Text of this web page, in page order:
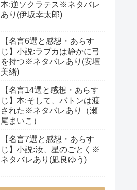
本:逆ソクラテス※ネタバレ
あり(伊坂幸太郎)
【名言6選と感想・あらす
じ】小説:ラブカは静かに弓
を持つ※ネタバレあり(安壇
美緒)
【名言14選と感想・あらす
じ】本:そして、バトンは渡
された※ネタバレあり（瀬
尾まいこ）
【名言7選と感想・あらす
じ】小説:汝、星のごとく※
ネタバレあり(凪良ゆう)